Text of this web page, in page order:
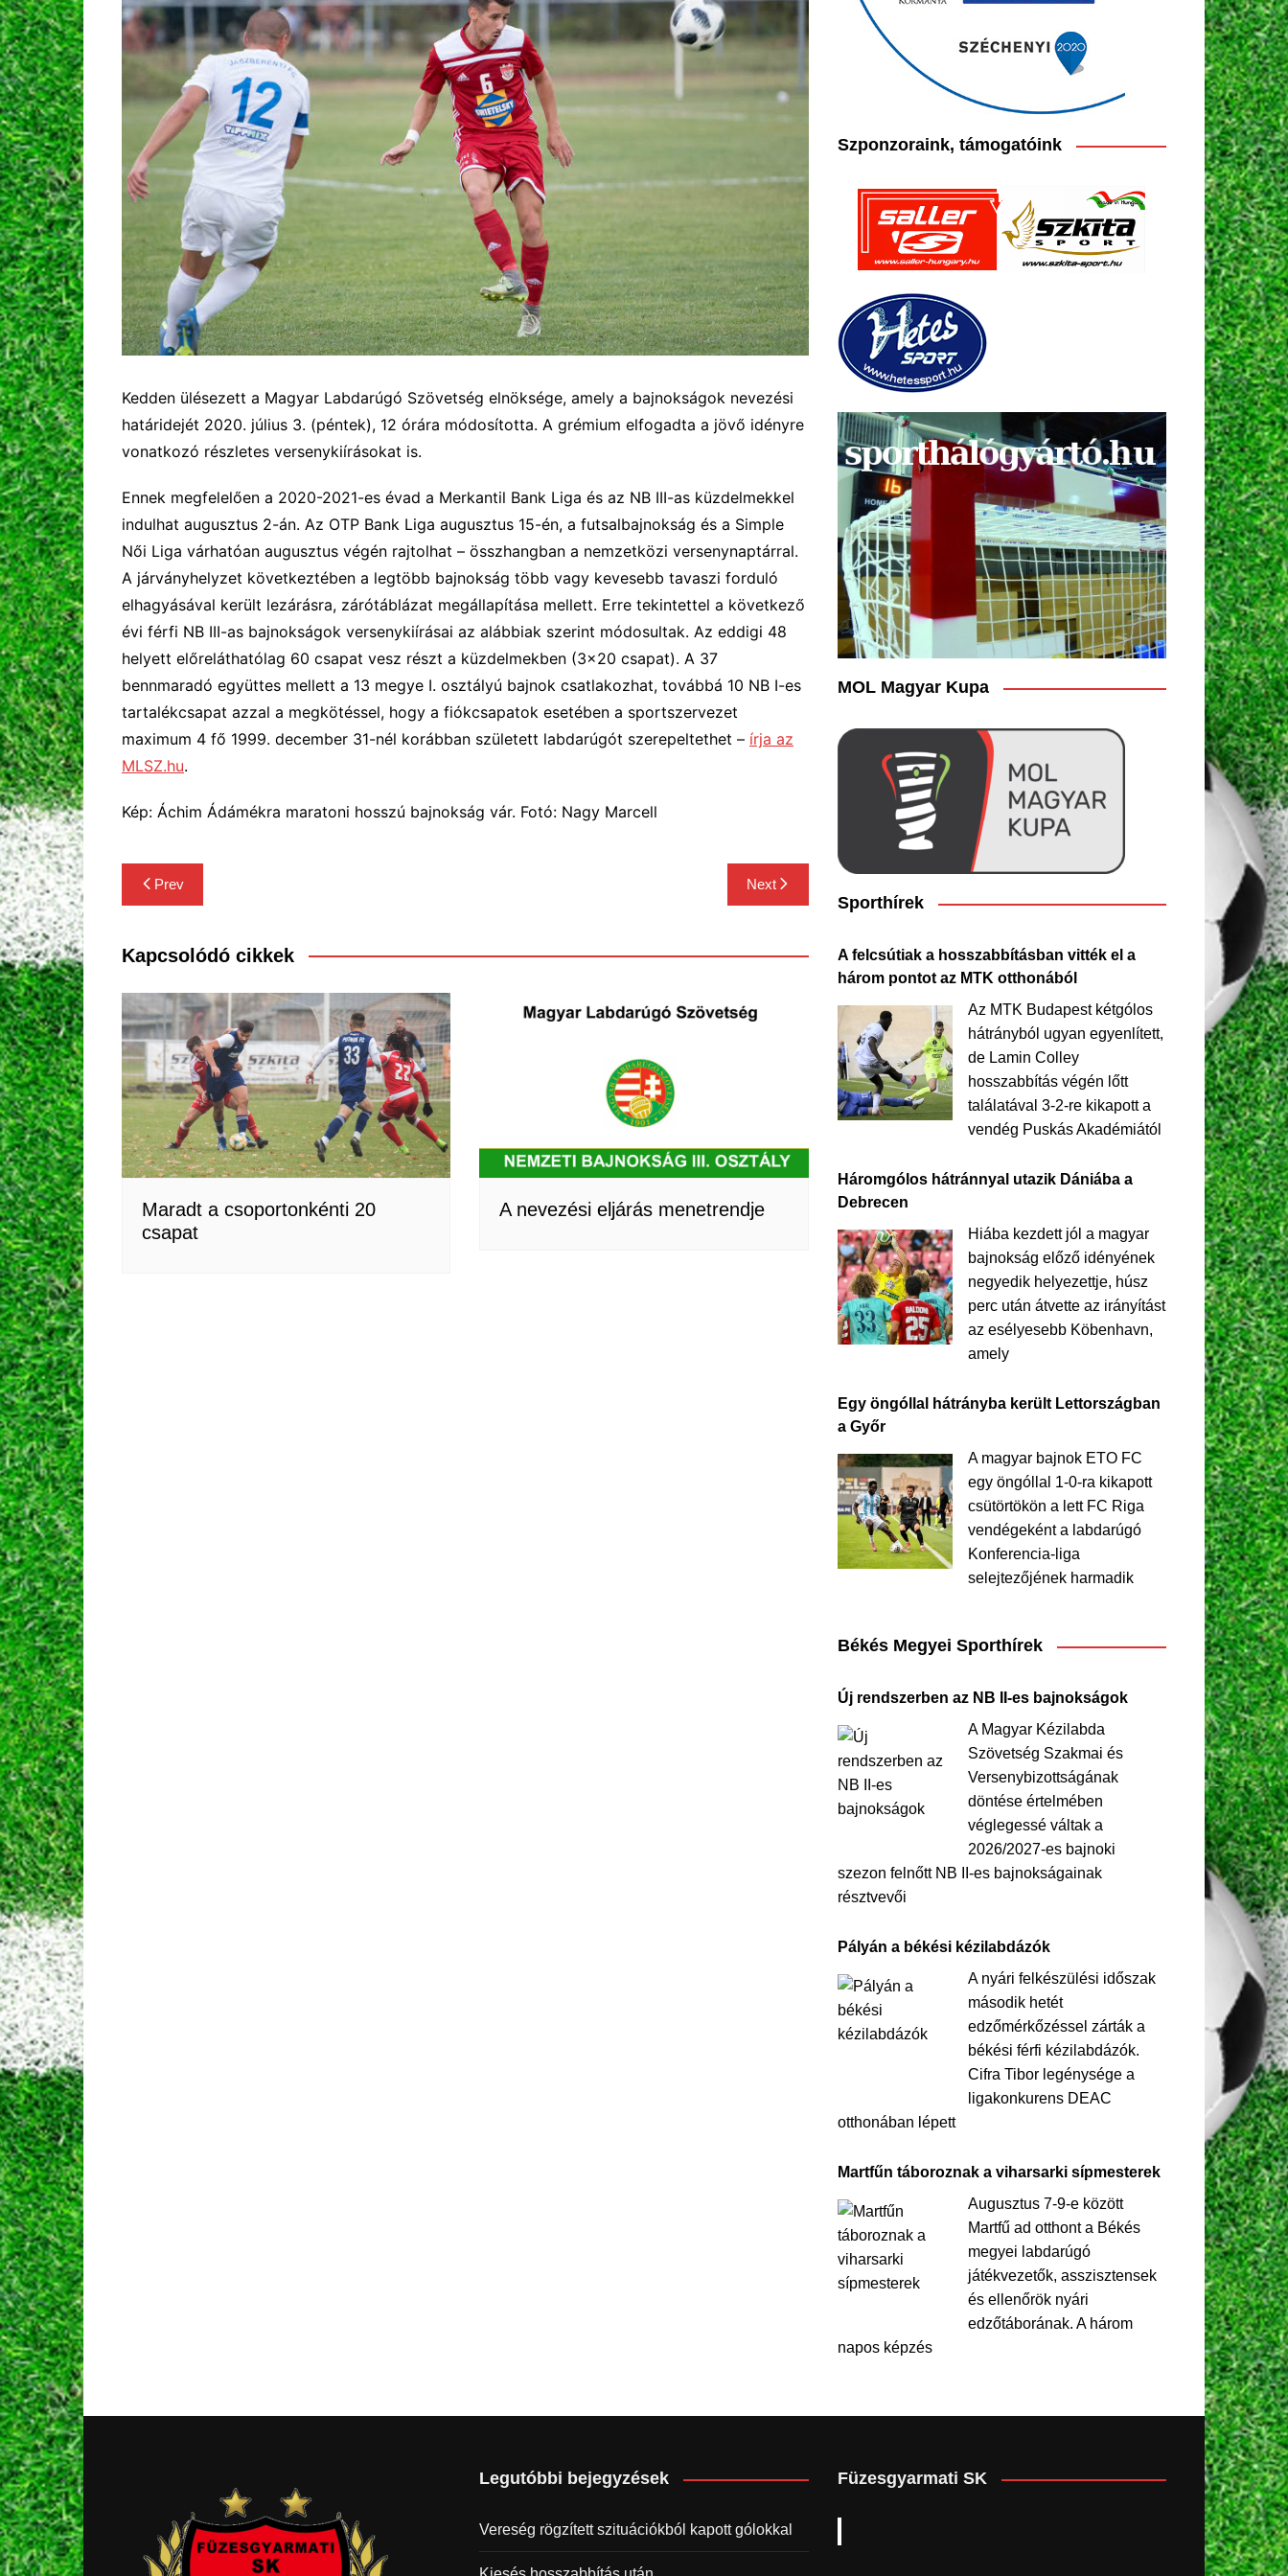
2025
2026
Kedden ülésezett a Magyar Labdarúgó Szövetség elnöksége, amely a bajnokságok nevezési
határidejét 2020. július 3. (péntek), 12 órára módosította. A grémium elfogadta a jövő idényre
vonatkozó részletes versenykiírásokat is.
Ennek megfelelően a 2020-2021-es évad a Merkantil Bank Liga és az NB III-as küzdelmekkel
indulhat augusztus 2-án. Az OTP Bank Liga augusztus 15-én, a futsalbajnokság és a Simple
Női Liga várhatóan augusztus végén rajtolhat – összhangban a nemzetközi versenynaptárral.
A járványhelyzet következtében a legtöbb bajnokság több vagy kevesebb tavaszi forduló
elhagyásával került lezárásra, zárótáblázat megállapítása mellett. Erre tekintettel a következő
évi férfi NB III-as bajnokságok versenykiírásai az alábbiak szerint módosultak. Az eddigi 48
helyett előreláthatólag 60 csapat vesz részt a küzdelmekben (3×20 csapat). A 37
bennmaradó együttes mellett a 13 megye I. osztályú bajnok csatlakozhat, továbbá 10 NB I-es
tartalékcsapat azzal a megkötéssel, hogy a fiókcsapatok esetében a sportszervezet
maximum 4 fő 1999. december 31-nél korábban született labdarúgót szerepeltethet – írja az
MLSZ.hu.
Kép: Áchim Ádámékra maratoni hosszú bajnokság vár. Fotó: Nagy Marcell
Bejegyzés
navigáció
Prev Next
Kapcsolódó cikkek
Maradt a csoportonkénti 20
csapat
A nevezési eljárás menetrendje
Szponzoraink, támogatóink
MOL Magyar Kupa
Sporthírek
A felcsútiak a hosszabbításban vitték el a
három pontot az MTK otthonából
Az MTK Budapest kétgólos
hátrányból ugyan egyenlített,
de Lamin Colley
hosszabbítás végén lőtt
találatával 3-2-re kikapott a
vendég Puskás Akadémiától
Háromgólos hátránnyal utazik Dániába a
Debrecen
Hiába kezdett jól a magyar
bajnokság előző idényének
negyedik helyezettje, húsz
perc után átvette az irányítást
az esélyesebb Köbenhavn,
amely
Egy öngóllal hátrányba került Lettországban
a Győr
A magyar bajnok ETO FC
egy öngóllal 1-0-ra kikapott
csütörtökön a lett FC Riga
vendégeként a labdarúgó
Konferencia-liga
selejtezőjének harmadik
Békés Megyei Sporthírek
Új rendszerben az NB II-es bajnokságok
A Magyar Kézilabda
Szövetség Szakmai és
Versenybizottságának
döntése értelmében
véglegessé váltak a
2026/2027-es bajnoki
szezon felnőtt NB II-es bajnokságainak
résztvevői
Pályán a békési kézilabdázók
A nyári felkészülési időszak
második hetét
edzőmérkőzéssel zárták a
békési férfi kézilabdázók.
Cifra Tibor legénysége a
ligakonkurens DEAC
otthonában lépett
Martfűn táboroznak a viharsarki sípmesterek
Augusztus 7-9-e között
Martfű ad otthont a Békés
megyei labdarúgó
játékvezetők, asszisztensek
és ellenőrök nyári
edzőtáborának. A három
napos képzés
Legutóbbi bejegyzések
Vereség rögzített szituációkból kapott gólokkal
Füzesgyarmati SK